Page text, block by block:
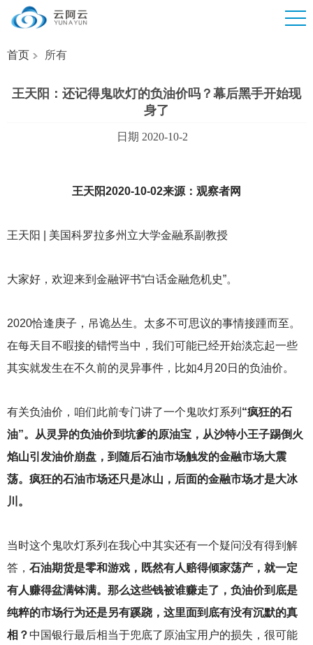
首页 所有
王天阳：还记得鬼吹灯的负油价吗？幕后黑手开始现
身了
日期 2020-10-2
王天阳2020-10-02来源：观察者网
王天阳 | 美国科罗拉多州立大学金融系副教授
大家好，欢迎来到金融评书“白话金融危机史”。
2020恰逢庚子，吊诡丛生。太多不可思议的事情接踵而至。
在每天目不暇接的错愕当中，我们可能已经开始淡忘起一些
其实就发生在不久前的灵异事件，比如4月20日的负油价。
有关负油价，咱们此前专门讲了一个鬼吹灯系列 “疯狂的石
油”。从灵异的负油价到坑爹的原油宝，从沙特小王子踢倒火
焰山引发油价崩盘，到随后石油市场触发的金融市场大震
荡。疯狂的石油市场还只是冰山，后面的金融市场才是大冰
川。
当时这个鬼吹灯系列在我心中其实还有一个疑问没有得到解
答， 石油期货是零和游戏，既然有人赔得倾家荡产，就一定
有人赚得盆满钵满。那么这些钱被谁赚走了，负油价到底是
纯粹的市场行为还是另有蹊跷，这里面到底有没有沉默的真
相？中国银行最后相当于兜底了原油宝用户的损失，很可能